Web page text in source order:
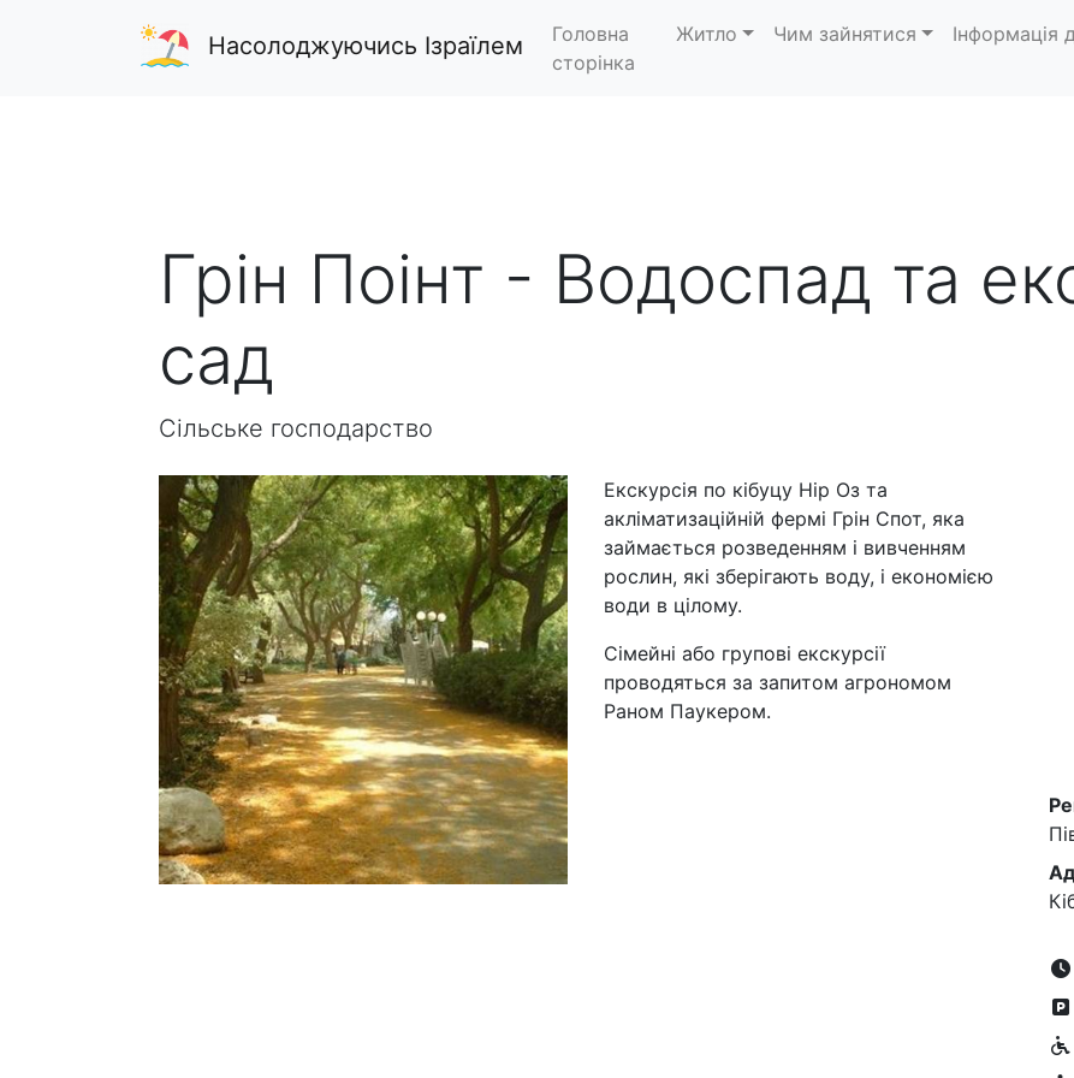
Насолоджуючись Ізраїлем
Головна
сторінка
Житло Чим зайнятися Інформація
Грін Поінт - Водоспад та
сад
Сільське господарство
Екскурсія по кібуцу Нір Оз та
акліматизаційній фермі Грін Спот, яка
займається розведенням і вивченням
рослин, які зберігають воду, і економією
води в цілому.
Сімейні або групові екскурсії
проводяться за запитом агрономом
Раном Паукером.